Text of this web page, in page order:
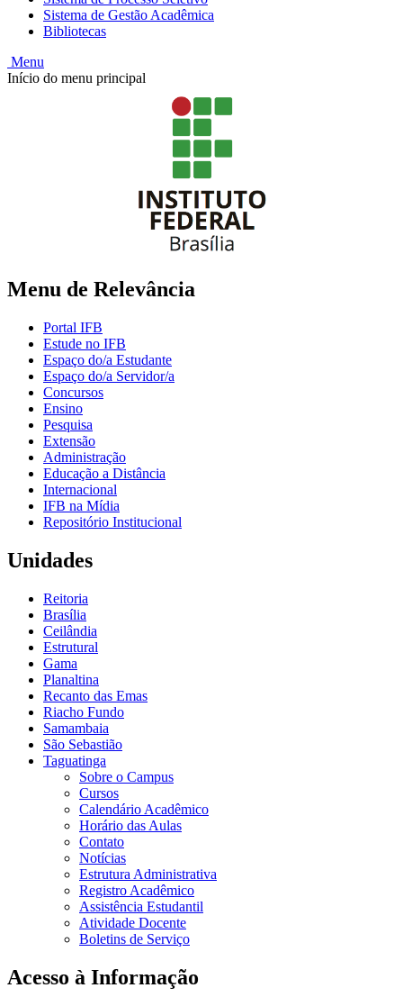
Sistema de Gestão Acadêmica
Bibliotecas
Menu
Início do menu principal
Menu de Relevância
Portal IFB
Estude no IFB
Espaço do/a Estudante
Espaço do/a Servidor/a
Concursos
Ensino
Pesquisa
Extensão
Administração
Educação a Distância
Internacional
IFB na Mídia
Repositório Institucional
Unidades
Reitoria
Brasília
Ceilândia
Estrutural
Gama
Planaltina
Recanto das Emas
Riacho Fundo
Samambaia
São Sebastião
Taguatinga
Sobre o Campus
Cursos
Calendário Acadêmico
Horário das Aulas
Contato
Notícias
Estrutura Administrativa
Registro Acadêmico
Assistência Estudantil
Atividade Docente
Boletins de Serviço
Acesso à Informação